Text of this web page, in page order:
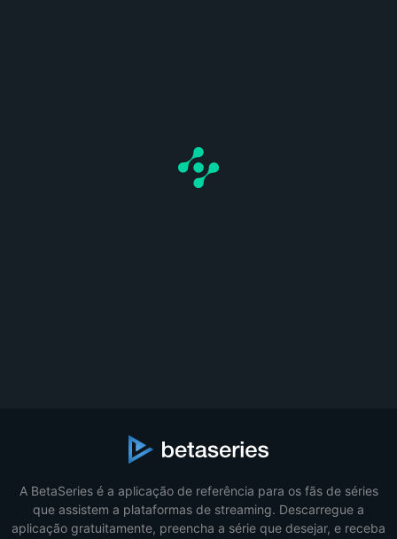
A BetaSeries é a aplicação de referência para os fãs de séries
que assistem a plataformas de streaming. Descarregue a
aplicação gratuitamente, preencha a série que desejar, e receba